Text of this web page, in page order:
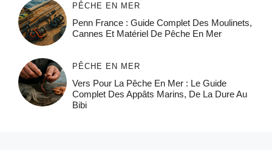
PÊCHE EN MER
Penn France : Guide Complet Des Moulinets,
Cannes Et Matériel De Pêche En Mer
PÊCHE EN MER
Vers Pour La Pêche En Mer : Le Guide
Complet Des Appâts Marins, De La Dure Au
Bibi